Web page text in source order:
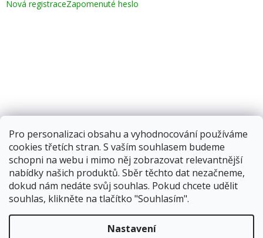
Pro personalizaci obsahu a vyhodnocování používáme
cookies třetích stran. S vaším souhlasem budeme
schopni na webu i mimo něj zobrazovat relevantnější
nabídky našich produktů. Sběr těchto dat nezačneme,
dokud nám nedáte svůj souhlas. Pokud chcete udělit
souhlas, klikněte na tlačítko "Souhlasím".
Nastavení
Nová registraceZapomenuté heslo